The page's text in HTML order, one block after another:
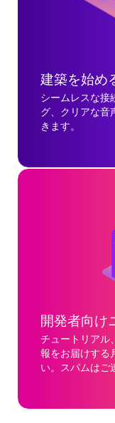
建築を始め
シームレスな接
グ、クリアな音
きます。
開発者向け
チュートリアル
報をお届けする
い。スパムはご